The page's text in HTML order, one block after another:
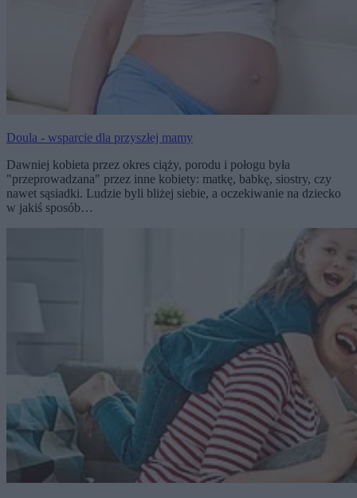
Doula - wsparcie dla przyszłej mamy
Dawniej kobieta przez okres ciąży, porodu i połogu była
"przeprowadzana" przez inne kobiety: matkę, babkę, siostry, czy
nawet sąsiadki. Ludzie byli bliżej siebie, a oczekiwanie na dziecko
w jakiś sposób…